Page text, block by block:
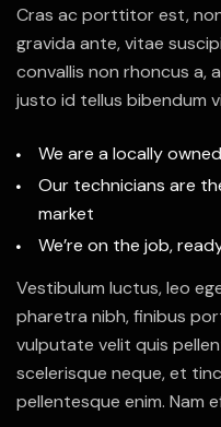
Cras ac porttitor est,
gravida ante, vitae
convallis non rhoncus a,
justo id tellus bibendum
We are a locally
Our technicians are
market
We’re on the job,
Vestibulum luctus, leo
pharetra nibh, finibus
vulputate velit quis
scelerisque neque, et
pellentesque enim. Nam